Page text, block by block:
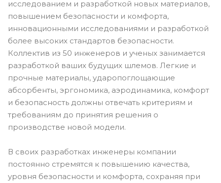
исследованием и разработкой новых материалов,
повышением безопасности и комфорта,
инновационными исследованиями и разработкой
более высоких стандартов безопасности.
Коллектив из 50 инженеров и ученых занимается
разработкой ваших будущих шлемов. Легкие и
прочные материалы, ударопоглощающие
абсорбенты, эргономика, аэродинамика, комфорт
и безопасность должны отвечать критериям и
требованиям до принятия решения о
производстве новой модели.
В своих разработках инженеры компании
постоянно стремятся к повышению качества,
уровня безопасности и комфорта, сохраняя при